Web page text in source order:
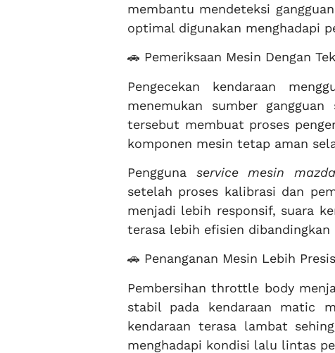
membantu mendeteksi
optimal digunakan menghadapi
🚗 Pemeriksaan Mesin Dengan
Pengecekan kendaraan
menemukan sumber
tersebut membuat proses
komponen mesin tetap aman
Pengguna service mesin
setelah proses kalibrasi dan
menjadi lebih responsif, suara
terasa lebih efisien
🚗 Penanganan Mesin Lebih
Pembersihan throttle body
stabil pada kendaraan matic
kendaraan terasa lambat
menghadapi kondisi lalu lintas